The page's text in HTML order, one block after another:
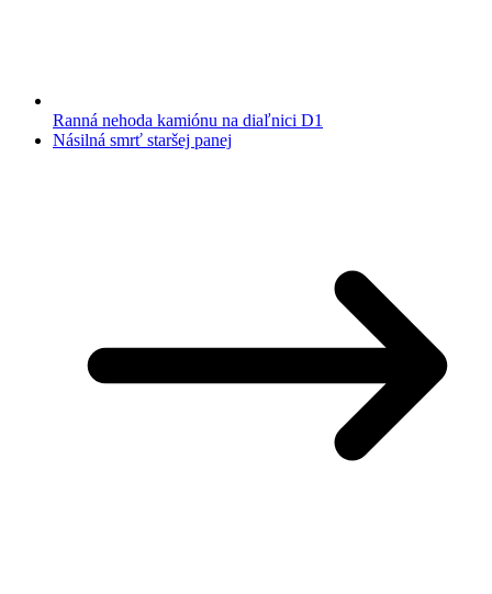
Ranná nehoda kamiónu na diaľnici D1
Násilná smrť staršej panej